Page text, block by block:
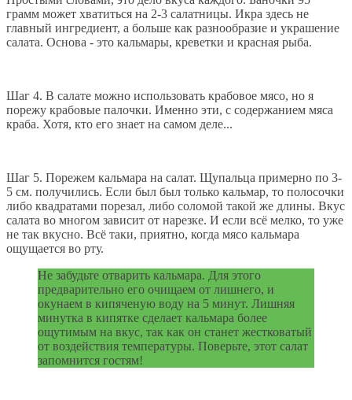
грамм может хватиться на 2-3 салатницы. Икра здесь не
главный ингредиент, а больше как разнообразие и украшение
салата. Основа - это кальмары, креветки и красная рыба.
Шаг 4. В салате можно использовать крабовое мясо, но я
порежу крабовые палочки. Именно эти, с содержанием мяса
краба. Хотя, кто его знает на самом деле...
Шаг 5. Порежем кальмара на салат. Щупальца примерно по 3-
5 см. получились. Если был был только кальмар, то полосочки
либо квадратами порезал, либо соломой такой же длины. Вкус
салата во многом зависит от нарезке. И если всё мелко, то уже
не так вкусно. Всё таки, приятно, когда мясо кальмара
ощущается во рту.
Не забудьте отварить кальмара. Для этого
предварительно его очищаем от лишнего, и
окунаем в кипяченую воду на 5 минут. Лишняя
минутка в кипятке сделает кальмара более
ощутимым на вкус, так как он станет жестковатый
от воздействия температуры. Поверьте, этот салат
запомнится гостям!